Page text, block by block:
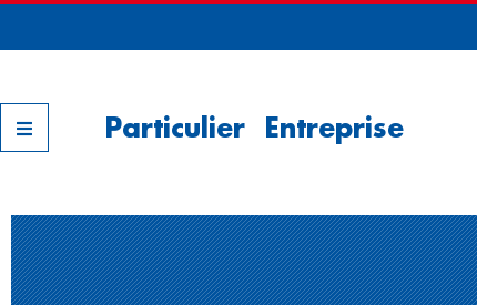
Nos filiales
Particulier Entreprise